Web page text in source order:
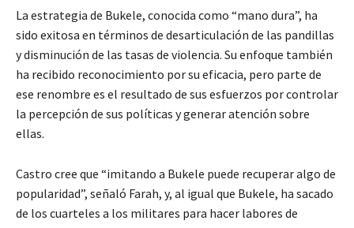
La estrategia de Bukele, conocida como “mano dura”, ha
sido exitosa en términos de desarticulación de las pandillas
y disminución de las tasas de violencia. Su enfoque también
ha recibido reconocimiento por su eficacia, pero parte de
ese renombre es el resultado de sus esfuerzos por controlar
la percepción de sus políticas y generar atención sobre
ellas.
Castro cree que “imitando a Bukele puede recuperar algo de
popularidad”, señaló Farah, y, al igual que Bukele, ha sacado
de los cuarteles a los militares para hacer labores de